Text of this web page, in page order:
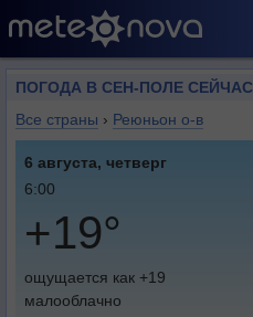
ПОГОДА В СЕН-ПОЛЕ СЕЙЧАС
Все страны › Реюньон о-в
6 августа, четверг
6:00
+19°
ощущается как +19
малооблачно